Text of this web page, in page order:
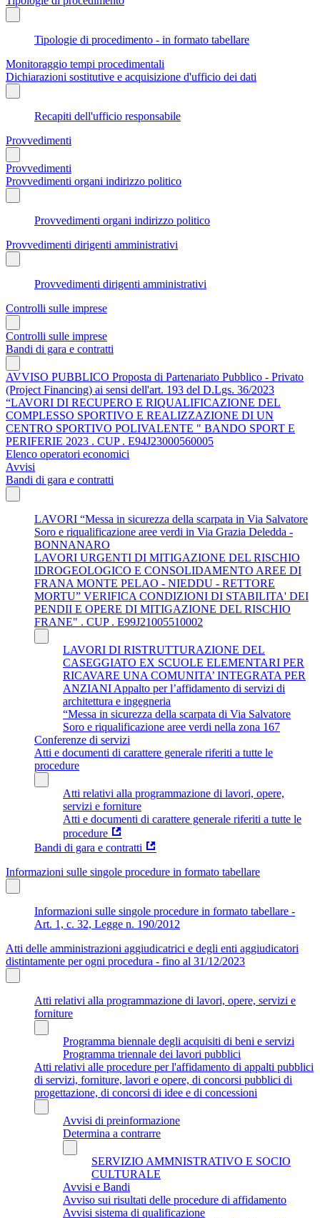
Tipologie di procedimento - in formato tabellare
Monitoraggio tempi procedimentali
Dichiarazioni sostitutive e acquisizione d'ufficio dei dati
Recapiti dell'ufficio responsabile
Provvedimenti
Provvedimenti
Provvedimenti organi indirizzo politico
Provvedimenti organi indirizzo politico
Provvedimenti dirigenti amministrativi
Provvedimenti dirigenti amministrativi
Controlli sulle imprese
Controlli sulle imprese
Bandi di gara e contratti
AVVISO PUBBLICO Proposta di Partenariato Pubblico - Privato
(Project Financing) ai sensi dell'art. 193 del D.Lgs. 36/2023
“LAVORI DI RECUPERO E RIQUALIFICAZIONE DEL
COMPLESSO SPORTIVO E REALIZZAZIONE DI UN
CENTRO SPORTIVO POLIVALENTE " BANDO SPORT E
PERIFERIE 2023 . CUP . E94J23000560005
Elenco operatori economici
Avvisi
Bandi di gara e contratti
LAVORI “Messa in sicurezza della scarpata in Via Salvatore
Soro e riqualificazione aree verdi in Via Grazia Deledda -
BONNANARO
LAVORI URGENTI DI MITIGAZIONE DEL RISCHIO
IDROGEOLOGICO E CONSOLIDAMENTO AREE DI
FRANA MONTE PELAO - NIEDDU - RETTORE
MORTU” VERIFICA CONDIZIONI DI STABILITA' DEI
PENDII E OPERE DI MITIGAZIONE DEL RISCHIO
FRANE" . CUP . E99J21005510002
LAVORI DI RISTRUTTURAZIONE DEL
CASEGGIATO EX SCUOLE ELEMENTARI PER
RICAVARE UNA COMUNITA’ INTEGRATA PER
ANZIANI Appalto per l’affidamento di servizi di
architettura e ingegneria
“Messa in sicurezza della scarpata di Via Salvatore
Soro e riqualificazione aree verdi nella zona 167
Conferenze di servizi
Atti e documenti di carattere generale riferiti a tutte le
procedure
Atti relativi alla programmazione di lavori, opere,
servizi e forniture
Atti e documenti di carattere generale riferiti a tutte le
procedure
Bandi di gara e contratti
Informazioni sulle singole procedure in formato tabellare
Informazioni sulle singole procedure in formato tabellare -
Art. 1, c. 32, Legge n. 190/2012
Atti delle amministrazioni aggiudicatrici e degli enti aggiudicatori
distintamente per ogni procedura - fino al 31/12/2023
Atti relativi alla programmazione di lavori, opere, servizi e
forniture
Programma biennale degli acquisiti di beni e servizi
Programma triennale dei lavori pubblici
Atti relativi alle procedure per l'affidamento di appalti pubblici
di servizi, forniture, lavori e opere, di concorsi pubblici di
progettazione, di concorsi di idee e di concessioni
Avvisi di preinformazione
Determina a contrarre
SERVIZIO AMMNISTRATIVO E SOCIO
CULTURALE
Avvisi e Bandi
Avviso sui risultati delle procedure di affidamento
Avvisi sistema di qualificazione